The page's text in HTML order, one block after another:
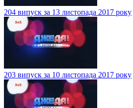
204 випуск за 13 листопада 2017 року
203 випуск за 10 листопада 2017 року